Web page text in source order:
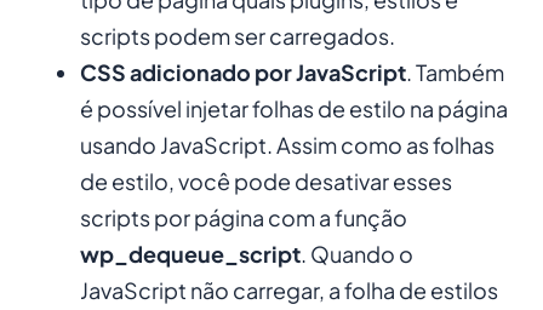
scripts podem ser carregados.
CSS adicionado por JavaScript. Também
é possível injetar folhas de estilo na página
usando JavaScript. Assim como as folhas
de estilo, você pode desativar esses
scripts por página com a função
wp_dequeue_script. Quando o
JavaScript não carregar, a folha de estilos